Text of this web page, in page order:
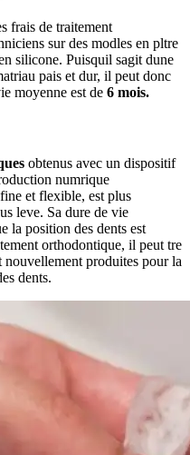
frais de traitement
sur des modles en pltre
silicone. Puisquil sagit dune
pais et dur, il peut donc
moyenne est de 6 mois.
obtenus avec un dispositif
numrique
et flexible, est plus
leve. Sa dure de vie
la position des dents est
orthodontique, il peut tre
produites pour la
dents.